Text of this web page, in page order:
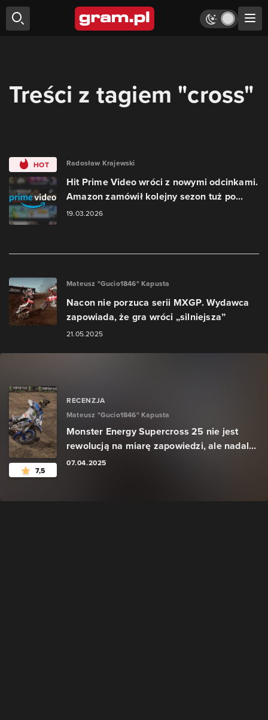
Treści z tagiem "cross"
HOT Radosław Krajewski
Hit Prime Video wróci z nowymi odcinkami.
Amazon zamówił kolejny sezon tuż po...
19.03.2026
Mateusz "Gucio1846" Kapusta
Nacon nie porzuca serii MXGP. Wydawca
zapowiada, że gra wróci „silniejsza”
21.05.2025
7,5
RECENZJA
Mateusz "Gucio1846" Kapusta
Monster Energy Supercross 25 nie jest
rewolucją na miarę zapowiedzi, ale nadal...
07.04.2025